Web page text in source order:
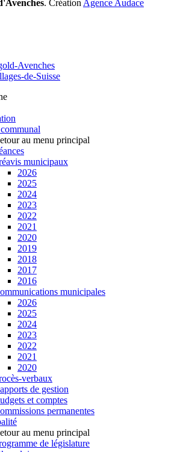
. Création Agence Audace
au menu principal
municipaux
2026
2025
2024
2023
2022
2021
2020
2019
2018
2017
2016
municipales
2026
2025
2024
2023
2022
2021
2020
verbaux
de gestion
et comptes
permanentes
au menu principal
de législature